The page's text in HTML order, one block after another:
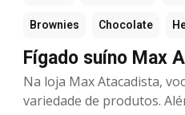
Brownies Chocolate
Fígado suíno Max
Na loja Max Atacadista,
variedade de produtos.